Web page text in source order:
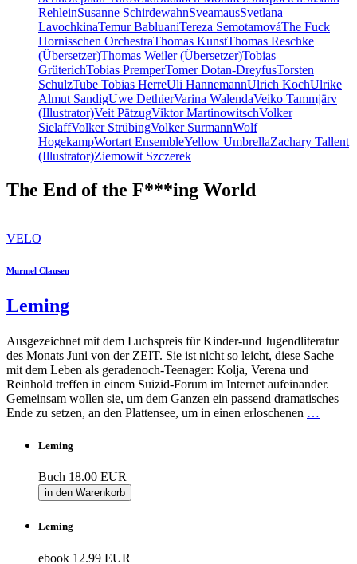
RehleinSusanne SchirdewahnSveamausSvetlana
LavochkinaTemur BabluaniTereza SemotamováThe Fuck
Hornisschen OrchestraThomas KunstThomas Reschke
(Übersetzer)Thomas Weiler (Übersetzer)Tobias
GrüterichTobias PremperTomer Dotan-DreyfusTorsten
SchulzTube Tobias HerreUli HannemannUlrich KochUlrike
Almut SandigUwe DethierVarina WalendaVeiko Tammjärv
(Illustrator)Veit PätzugViktor MartinowitschVolker
SielaffVolker StrübingVolker SurmannWolf
HogekampWortart EnsembleYellow UmbrellaZachary Tallent
(Illustrator)Ziemowit Szczerek
The End of the F***ing World
VELO
Murmel Clausen
Leming
Ausgezeichnet mit dem Luchspreis für Kinder-und Jugendliteratur
des Monats Juni von der ZEIT. Sie ist nicht so leicht, diese Sache
mit dem Leben als geradenoch-Teenager: Kolja, Verena und
Reinhold treffen in einem Suizid-Forum im Internet aufeinander.
Gemeinsam wollen sie, um dem Ganzen ein passend dramatisches
Ende zu setzen, an den Plattensee, um in einen erloschenen …
Leming
Buch 18.00 EUR
in den Warenkorb
Leming
ebook 12.99 EUR